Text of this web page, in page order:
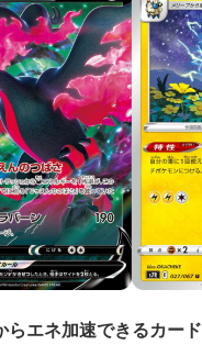
らエネ加速できるカード